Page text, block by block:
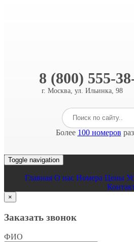
8 (800) 555-
г. Москва, ул. Ильинка, 98
Более 100 номеров
Toggle navigation
Главная O нас Номера Цены
×
Заказать звонок
ФИО